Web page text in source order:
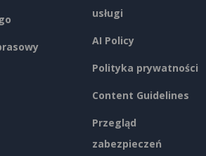
usługi
AI Policy
Polityka prywatności
Content Guidelines
Przegląd
zabezpieczeń